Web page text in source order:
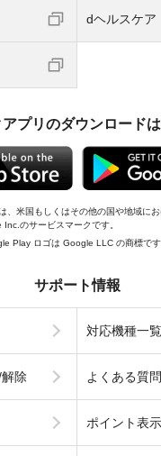
dヘルスケア
プリのダウンロード
、米国もしくはその他の国や地域に
のサービスマークです。
Play ロゴは Google LLC の商標です
サポート情報
対応機種一覧
除 よくある質問
ポイント表